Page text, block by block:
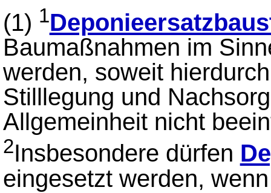
(1) 1
Baumaßnahmen im
werden, soweit
Stilllegung und
Allgemeinheit nicht
2Insbesondere dürfen
eingesetzt werden,